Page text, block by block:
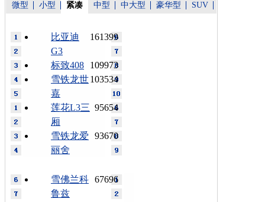
微型 小型 紧凑 中型 中大型 豪华型 SUV
161399
比亚迪
G3
109973
标致408
103534
雪铁龙世
嘉
95654
莲花L3三
厢
93670
雪铁龙爱
丽舍
67696
雪佛兰科
鲁兹